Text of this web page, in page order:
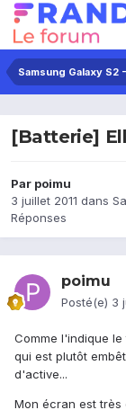
Samsung Galaxy S2
[Batterie]
Par poimu
3 juillet 2011 dans
Réponses
poimu
Posté(e) 3
Comme l'indique
qui est plutôt
d'active...
Mon écran est très